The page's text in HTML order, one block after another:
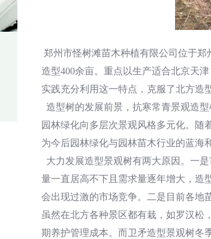
郑州市怪树滩苗木种植有限公司位于
造型400余亩。重点以生产适合北京天
实践充分利用这一特点，克服了北方造
造型树的发展前景，抗寒常青景观造
园林绿化向多层次景观风格多元化。随
为今后园林绿化与园林苗木行业的蓝海
大力发展造型景观树有两大原因。一
量一直居高不下且需求量逐年增大，造
会出现过激的市场竞争。二是目前各地
虽然在北方各种景区都有栽，如罗汉松
期养护管理成本。而卫矛造型景观树冬